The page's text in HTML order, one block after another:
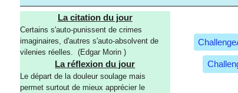
La citation du jour
Certains s'auto-punissent de crimes
imaginaires, d'autres s'auto-absolvent de
vilenies réelles. (Edgar Morin )
La réflexion du jour
Le départ de la douleur soulage mais
permet surtout de mieux apprécier le